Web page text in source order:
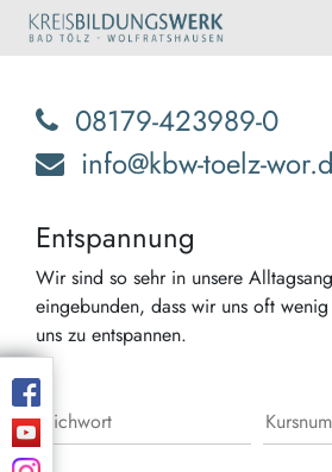
08179-423989-0
info@kbw-toelz-
Entspannung
Wir sind so sehr in unsere
eingebunden, dass wir uns oft
uns zu entspannen.